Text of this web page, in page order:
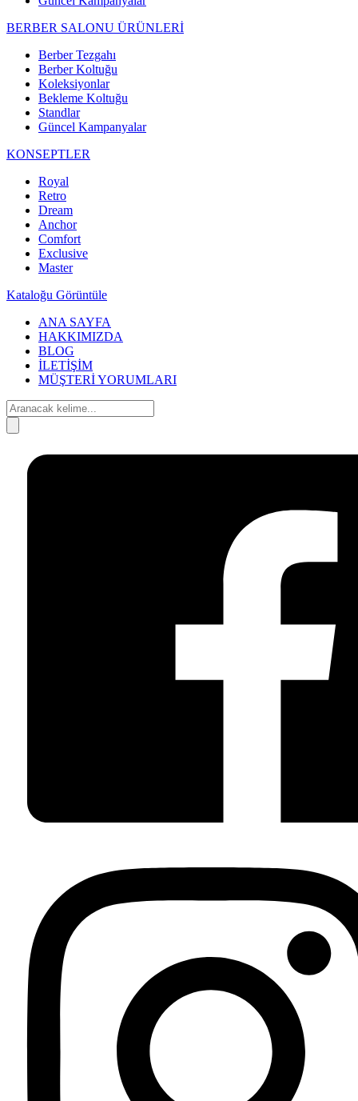
BERBER SALONU ÜRÜNLERİ
Berber Tezgahı
Berber Koltuğu
Koleksiyonlar
Bekleme Koltuğu
Standlar
Güncel Kampanyalar
KONSEPTLER
Royal
Retro
Dream
Anchor
Comfort
Exclusive
Master
Kataloğu Görüntüle
ANA SAYFA
HAKKIMIZDA
BLOG
İLETİŞİM
MÜŞTERİ YORUMLARI
Search
for:
Search